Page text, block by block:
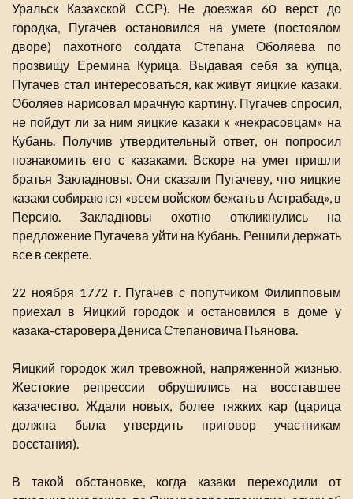
Уральск Казахской ССР). Не доезжая 60 верст до
городка, Пугачев остановился на умете (постоялом
дворе) пахотного солдата Степана Оболяева по
прозвищу Еремина Курица. Выдавая себя за купца,
Пугачев стал интересоваться, как живут яицкие казаки.
Оболяев нарисовал мрачную картину. Пугачев спросил,
не пойдут ли за ним яицкие казаки к «некрасовцам» на
Кубань. Получив утвердительный ответ, он попросил
познакомить его с казаками. Вскоре на умет пришли
братья Закладновы. Они сказали Пугачеву, что яицкие
казаки собираются «всем войском бежать в Астрабад», в
Персию. Закладновы охотно откликнулись на
предложение Пугачева уйти на Кубань. Решили держать
все в секрете.
22 ноября 1772 г. Пугачев с попутчиком Филипповым
приехал в Яицкий городок и остановился в доме у
казака-старовера Дениса Степановича Пьянова.
Яицкий городок жил тревожной, напряженной жизнью.
Жестокие репрессии обрушились на восставшее
казачество. Ждали новых, более тяжких кар (царица
должна была утвердить приговор участникам
восстания).
В такой обстановке, когда казаки переходили от